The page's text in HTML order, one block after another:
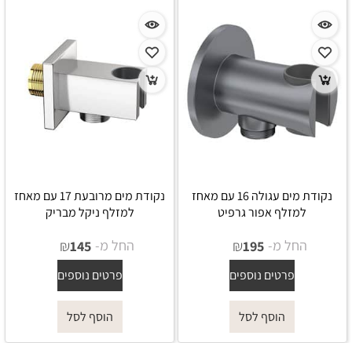
נקודת מים עגולה 16 עם מאחז
למזלף אפור גרפיט
החל מ- ₪195
פרטים נוספים
הוסף לסל
נקודת מים מרובעת 17 עם מאחז
למזלף ניקל מבריק
החל מ- ₪145
פרטים נוספים
הוסף לסל